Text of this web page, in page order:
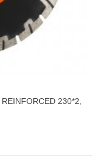
230*2,